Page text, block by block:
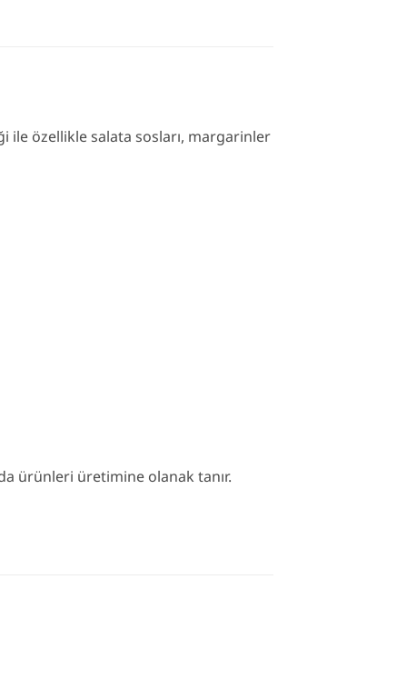
ile özellikle salata sosları, margarinler
ürünleri üretimine olanak tanır.